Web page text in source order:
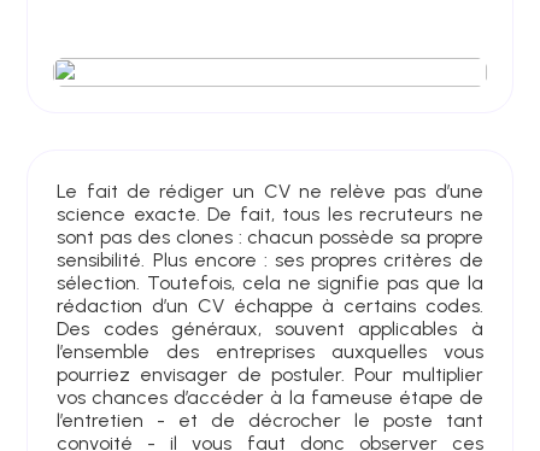
Le fait de rédiger un CV ne relève pas d’une
science exacte. De fait, tous les recruteurs ne
sont pas des clones : chacun possède sa propre
sensibilité. Plus encore : ses propres critères de
sélection. Toutefois, cela ne signifie pas que la
rédaction d’un CV échappe à certains codes.
Des codes généraux, souvent applicables à
l’ensemble des entreprises auxquelles vous
pourriez envisager de postuler. Pour multiplier
vos chances d’accéder à la fameuse étape de
l’entretien - et de décrocher le poste tant
convoité - il vous faut donc observer ces